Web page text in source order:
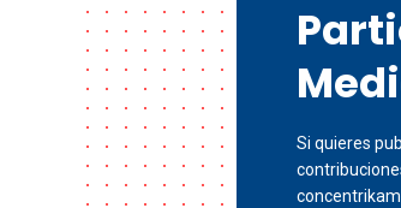
Si quieres